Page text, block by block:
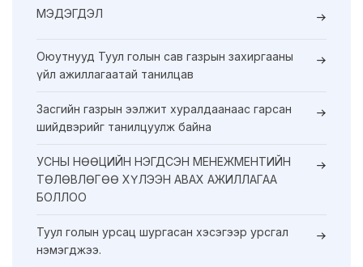
МЭДЭГДЭЛ
Оюутнууд Туул голын сав газрын захиргааны
үйл ажиллагаатай танилцав
Засгийн газрын ээлжит хуралдаанаас гарсан
шийдвэрийг танилцуулж байна
УСНЫ НӨӨЦИЙН НЭГДСЭН МЕНЕЖМЕНТИЙН
ТӨЛӨВЛӨГӨӨ ХҮЛЭЭН АВАХ АЖИЛЛАГАА
БОЛЛОО
Туул голын урсац шургасан хэсэгээр урсгал
нэмэгджээ.